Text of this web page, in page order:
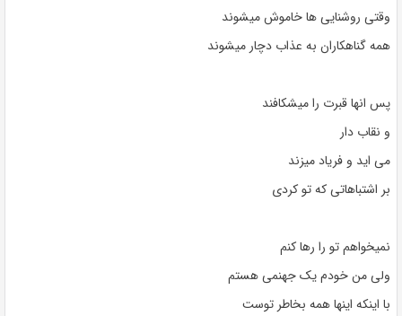
وقتی روشنایی ها خاموش میشوند
همه گناهکاران به عذاب دچار میشوند
پس انها قبرت را میشکافند
و نقاب دار
می اید و فریاد میزند
بر اشتباهاتی که تو کردی
نمیخواهم تو را رها کنم
ولی من خودم یک جهنمی هستم
با اینکه اینها همه بخاطر توست